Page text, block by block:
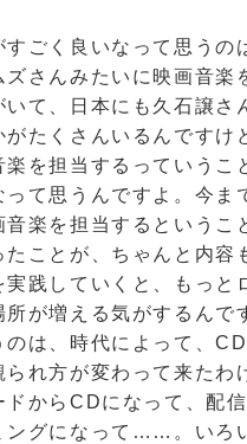
すごく良いなって思うの
ズさんみたいに映画音楽
いて、日本にも久石譲さ
がたくさんいるんですけ
楽を担当するっていうこ
って思うんですよ。今ま
音楽を担当するというこ
たことが、ちゃんと内容
実践していくと、もっと
所が増える気がするんで
のは、時代によって、
れ方が変わって来たわ
ドからCDになって、配
ングになって……。いろ